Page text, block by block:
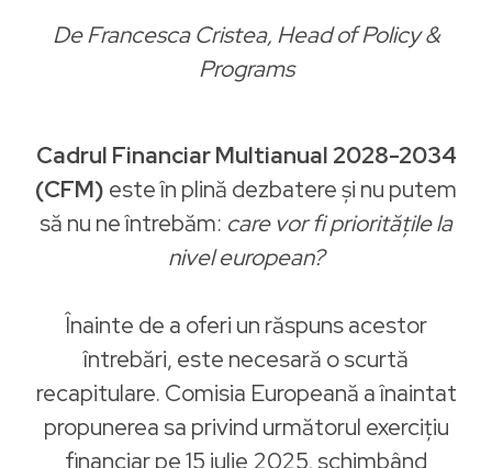
De Francesca Cristea, Head of Policy &
Programs
Cadrul Financiar Multianual 2028-2034
(CFM) este în plină dezbatere și nu putem
să nu ne întrebăm: care vor fi prioritățile la
nivel european?
Înainte de a oferi un răspuns acestor
întrebări, este necesară o scurtă
recapitulare. Comisia Europeană a înaintat
propunerea sa privind următorul exercițiu
financiar pe 15 iulie 2025, schimbând